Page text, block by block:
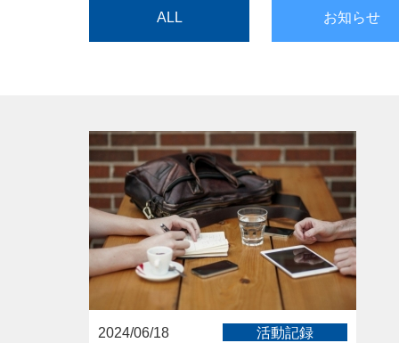
ALL お知らせ
2024/06/18
活動記録